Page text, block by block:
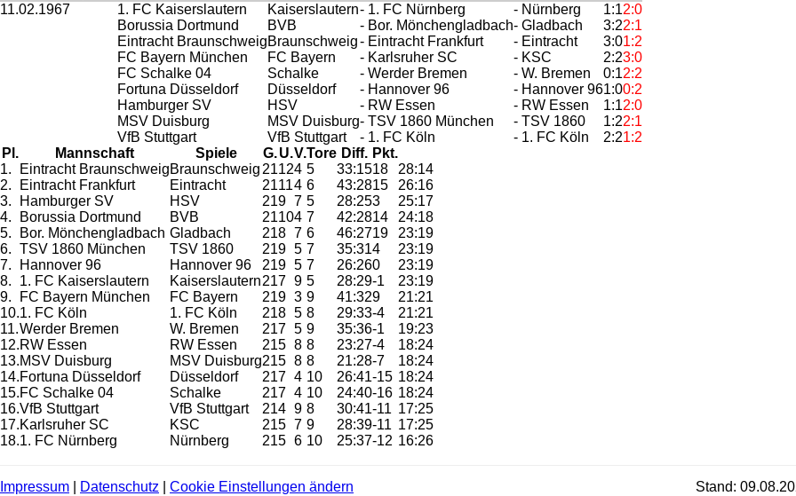
11.02.1967
1. FC Kaiserslautern Kaiserslautern- 1. FC Nürnberg - Nürnberg 1:12:0
Borussia Dortmund
BVB - Bor. Mönchengladbach- Gladbach 3:22:1
Eintracht BraunschweigBraunschweig- Eintracht Frankfurt - Eintracht 3:01:2
FC Bayern München
FC Bayern - Karlsruher SC - KSC 2:23:0
FC Schalke 04
Schalke - Werder Bremen - W. Bremen 0:12:2
Fortuna Düsseldorf
Düsseldorf - Hannover 96 - Hannover 961:00:2
Hamburger SV
HSV - RW Essen - RW Essen 1:12:0
MSV Duisburg
MSV Duisburg- TSV 1860 München - TSV 1860 1:22:1
VfB Stuttgart
VfB Stuttgart - 1. FC Köln - 1. FC Köln 2:21:2
Pl.
Mannschaft Spiele G.U.V.Tore Diff. Pkt.
1.
Eintracht BraunschweigBraunschweig 21124 5 33:1518
28:14
2.
Eintracht Frankfurt Eintracht 21114 6 43:2815
26:16
3.
Hamburger SV HSV 219 7 5 28:253
25:17
4.
Borussia Dortmund BVB 21104 7 42:2814
24:18
5.
Bor. Mönchengladbach Gladbach 218 7 6 46:2719
23:19
6. TSV 1860 München TSV 1860 219 5 7 35:314
23:19
7.
Hannover 96 Hannover 96 219 5 7 26:260
23:19
8.
1. FC Kaiserslautern Kaiserslautern217 9 5 28:29-1
23:19
9.
FC Bayern München FC Bayern 219 3 9 41:329
21:21
10.1. FC Köln 1. FC Köln 218 5 8 29:33-4
21:21
11.Werder Bremen W. Bremen 217 5 9 35:36-1
19:23
12.RW Essen RW Essen 215 8 8 23:27-4
18:24
13.MSV Duisburg MSV Duisburg215 8 8 21:28-7
18:24
14.Fortuna Düsseldorf Düsseldorf 217 4 10 26:41-15 18:24
15.FC Schalke 04 Schalke 217 4 10 24:40-16 18:24
16.VfB Stuttgart VfB Stuttgart 214 9 8 30:41-11 17:25
17.Karlsruher SC KSC 215 7 9 28:39-11 17:25
18.1. FC Nürnberg Nürnberg 215 6 10 25:37-12 16:26
Impressum Datenschutz Cookie Einstellungen ändern Stand: